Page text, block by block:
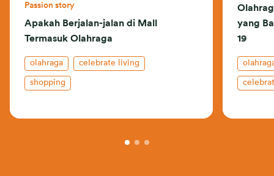
Passion story
Apakah Berjalan-jalan di Mall
Termasuk Olahraga
olahraga celebrate living
shopping
yang
19